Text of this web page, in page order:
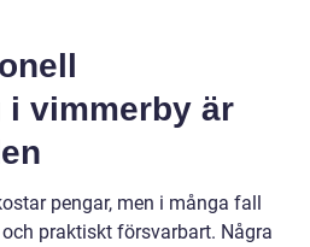
vimmerby är
pengar, men i många fall
praktiskt försvarbart. Några